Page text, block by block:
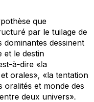
que
par le tuilage de
dominantes dessinent
et le destin
à-dire «la
orales», «la tentation
oralités et monde des
deux univers».